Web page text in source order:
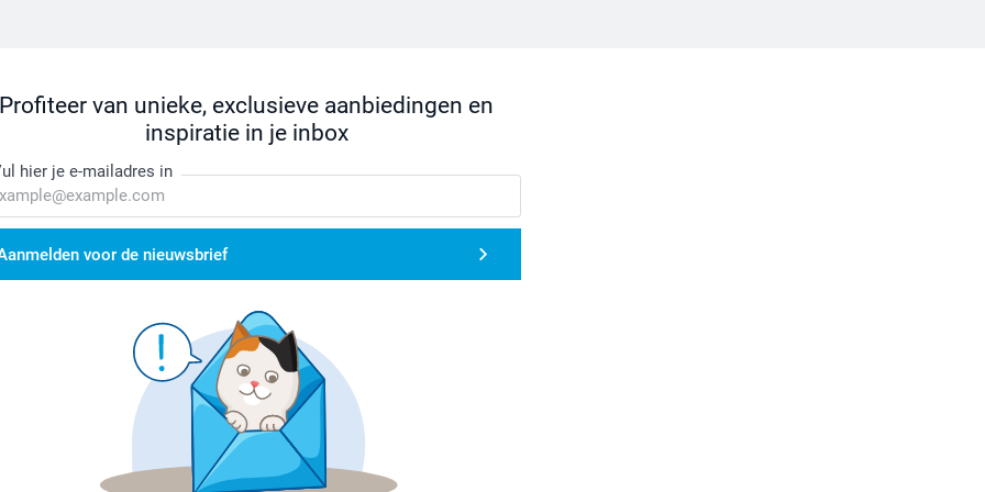
Profiteer van unieke, exclusieve aanbiedingen en
inspiratie in je inbox
hier je e-mailadres in
voor de nieuwsbrief